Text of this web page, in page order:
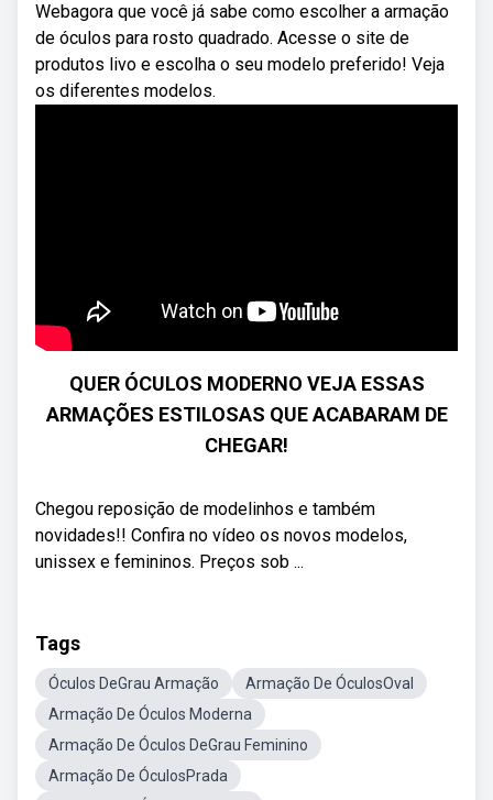
Webagora que você já sabe como escolher a armação
de óculos para rosto quadrado. Acesse o site de
produtos livo e escolha o seu modelo preferido! Veja
os diferentes modelos.
QUER ÓCULOS MODERNO VEJA ESSAS
ARMAÇÕES ESTILOSAS QUE ACABARAM DE
CHEGAR!
Chegou reposição de modelinhos e também
novidades!! Confira no vídeo os novos modelos,
unissex e femininos. Preços sob ...
Tags
Óculos DeGrau Armação
Armação De ÓculosOval
Armação De Óculos Moderna
Armação De Óculos DeGrau Feminino
Armação De ÓculosPrada